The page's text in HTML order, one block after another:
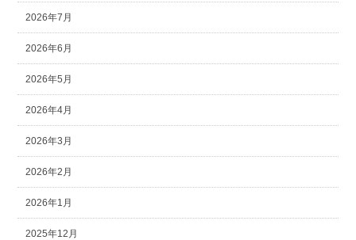
2026年7月
2026年6月
2026年5月
2026年4月
2026年3月
2026年2月
2026年1月
2025年12月